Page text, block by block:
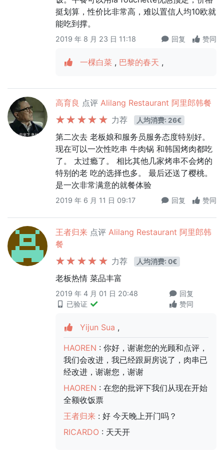
挺划算，性价比非常高，难以置信人均10欧就
能吃到撑。
2019 年 8 月 23 日 11:18 回复 赞同
一棵白菜 , 巴黎的春天 ,
高育良 点评 Alilang Restaurant 阿里郎韩餐
力荐
人均消费: 26€
第二次去 老板娘和服务员服务态度特别好。
现在可以一次性吃串 牛肉锅 和韩国烤肉都吃
了。 太过瘾了。 相比其他几家烤串不会烤的
特别的老 吃的选择也多。 最后还送了樱桃。
是一次非常满意的就餐体验
2019 年 6 月 11 日 09:17 回复 赞同
王者归来 点评 Alilang Restaurant 阿里郎韩
餐
力荐
人均消费: 0€
老板热情 菜品丰富
2019 年 4 月 01 日 20:48
已验证
回复
赞同
Yijun Sua ,
HAOREN : 你好，谢谢您的光顾和点评，
我们会改进，我已经跟厨房说了，肉串已
经改进，谢谢您，谢谢
HAOREN : 在您的批评下我们从现在开始
全额收饭票
王者归来 : 好 今天晚上开门吗？
RICARDO : 天天开